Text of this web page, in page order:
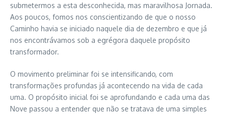
submetermos a esta desconhecida, mas maravilhosa Jornada.
Aos poucos, fomos nos conscientizando de que o nosso
Caminho havia se iniciado naquele dia de dezembro e que já
nos encontrávamos sob a egrégora daquele propósito
transformador.
O movimento preliminar foi se intensificando, com
transformações profundas já acontecendo na vida de cada
uma. O propósito inicial foi se aprofundando e cada uma das
Nove passou a entender que não se tratava de uma simples